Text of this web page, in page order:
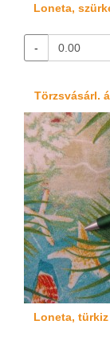
Loneta,
-
Törzsvásárl.
Loneta,